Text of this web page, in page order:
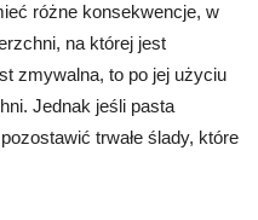
różne konsekwencje, w
na której jest
zmywalna, to po jej użyciu
Jednak jeśli pasta
trwałe ślady, które